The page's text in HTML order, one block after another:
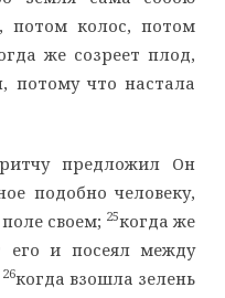
потом колос, потом
же созреет плод,
потому что настала
предложил Он
подобно человеку,
своем; 25когда же
и посеял между
26когда взошла зелень